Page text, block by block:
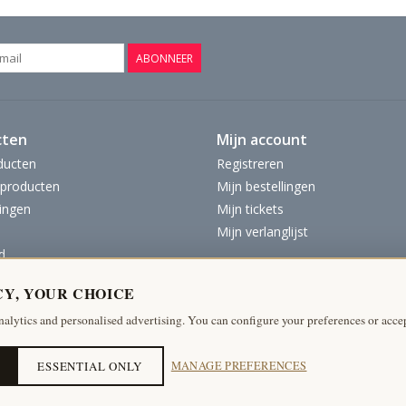
ABONNEER
Mijn account
Registreren
Mijn bestellingen
Mijn tickets
Mijn verlanglijst
YOUR CHOICE
and personalised advertising. You can configure your preferences or
ESSENTIAL ONLY MANAGE PREFERENCES